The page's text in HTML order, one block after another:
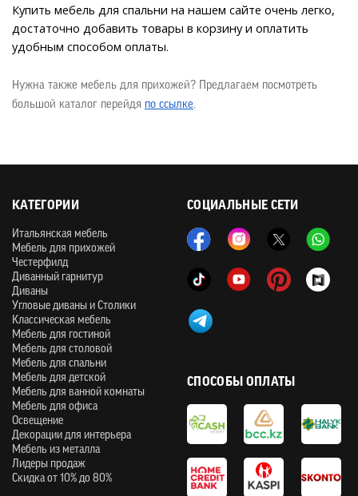
Купить мебель для спальни на нашем сайте очень легко,
достаточно добавить товары в корзину и оплатить
удобным способом оплаты.
Нужна также мебель для прихожей? Предлагаем посмотреть
большой каталог перейдя по ссылке.
СОЦИАЛЬНЫЕ СЕТИ
КАТЕГОРИИ
Итальянская мебель
Мебель для прихожей
Честерфилд
Диванный гарнитур
Диваны
Угловые диваны и Столики
Классическая мебель
Мебель для гостиной
Мебель для столовой
Мебель для спальни
Мебель для детской
Мебель для ванной комнаты
Мебель для офиса
Освещение
Декорации для интерьера
Мебель из металла
Лидеры продаж
Скидка от 10% до 80%
СПОСОБЫ ОПЛАТЫ